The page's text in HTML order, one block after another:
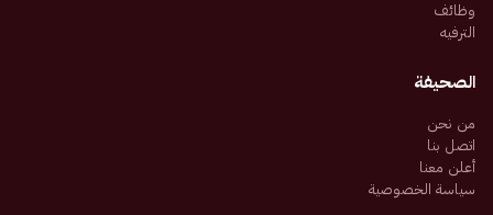
وظائف
الترفيه
الصحيفة
من نحن
اتصل بنا
أعلن معنا
سياسة الخصوصية